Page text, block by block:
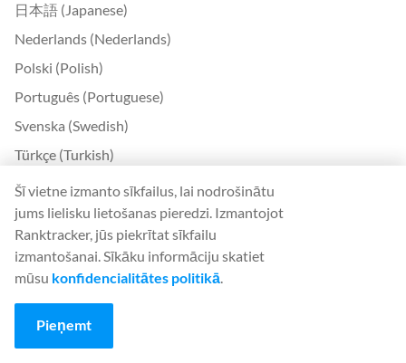
日本語 (Japanese)
Nederlands (Nederlands)
Polski (Polish)
Português (Portuguese)
Svenska (Swedish)
Türkçe (Turkish)
中文 (Chinese)
Български (Bulgarian)
Čeština (Czech)
Dansk (Danish)
Ελληνικά (Greek)
Eesti (Estonian)
Šī vietne izmanto sīkfailus, lai nodrošinātu
jums lielisku lietošanas pieredzi. Izmantojot
Ranktracker, jūs piekrītat sīkfailu
izmantošanai. Sīkāku informāciju skatiet
mūsu konfidencialitātes politikā.
Pieņemt